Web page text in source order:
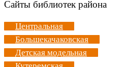
Сайты библиотек района
Центральная
Большекачаковская
Детская модельная